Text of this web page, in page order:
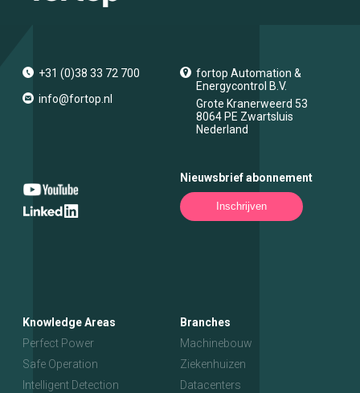
+31 (0)38 33 72 700
info@fortop.nl
fortop Automation &
Energycontrol B.V.
Grote Kranerweerd 53
8064 PE Zwartsluis
Nederland
Nieuwsbrief abonnement
Inschrijven
Knowledge Areas
Perfect Power
Safe Operation
Intelligent Detection
Branches
Machinebouw
Ziekenhuizen
Datacenters